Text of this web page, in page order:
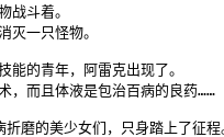
战斗着。
灭一只怪物。
能的青年，阿雷克出现了。
，而且体液是包治百病的良药……